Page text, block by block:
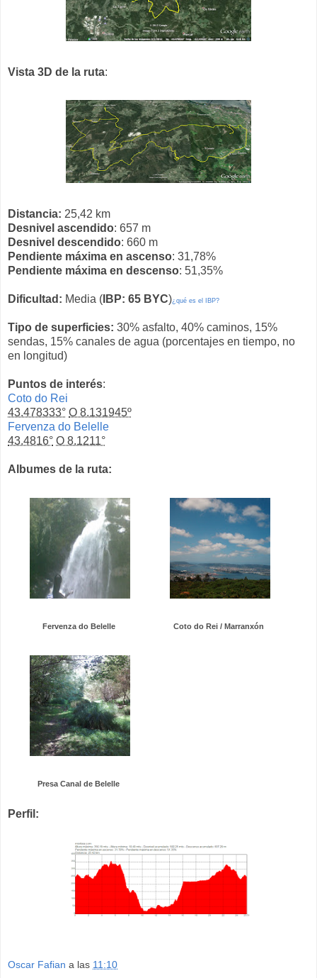
Vista 3D de la ruta:
Distancia: 25,42 km
Desnivel ascendido: 657 m
Desnivel descendido: 660 m
Pendiente máxima en ascenso: 31,78%
Pendiente máxima en descenso: 51,35%
Dificultad: Media ( IBP: 65 BYC)¿qué es el IBP?
Tipo de superficies: 30% asfalto, 40% caminos, 15%
sendas, 15% canales de agua (porcentajes en tiempo, no
en longitud)
Puntos de interés:
Coto do Rei
43.478333° O 8.131945º
Fervenza do Belelle
43.4816° O 8.1211°
Albumes de la ruta:
Fervenza do Belelle Coto do Rei / Marranxón
Presa Canal de Belelle
Perfil:
Oscar Fafian a las 11:10